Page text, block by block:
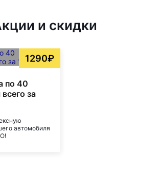
и скидки
1290₽
по 40
за
автомобиля